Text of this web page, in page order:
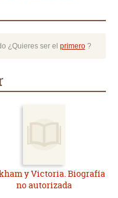
¿Quieres ser el primero?
y Victoria. Biografía
no autorizada